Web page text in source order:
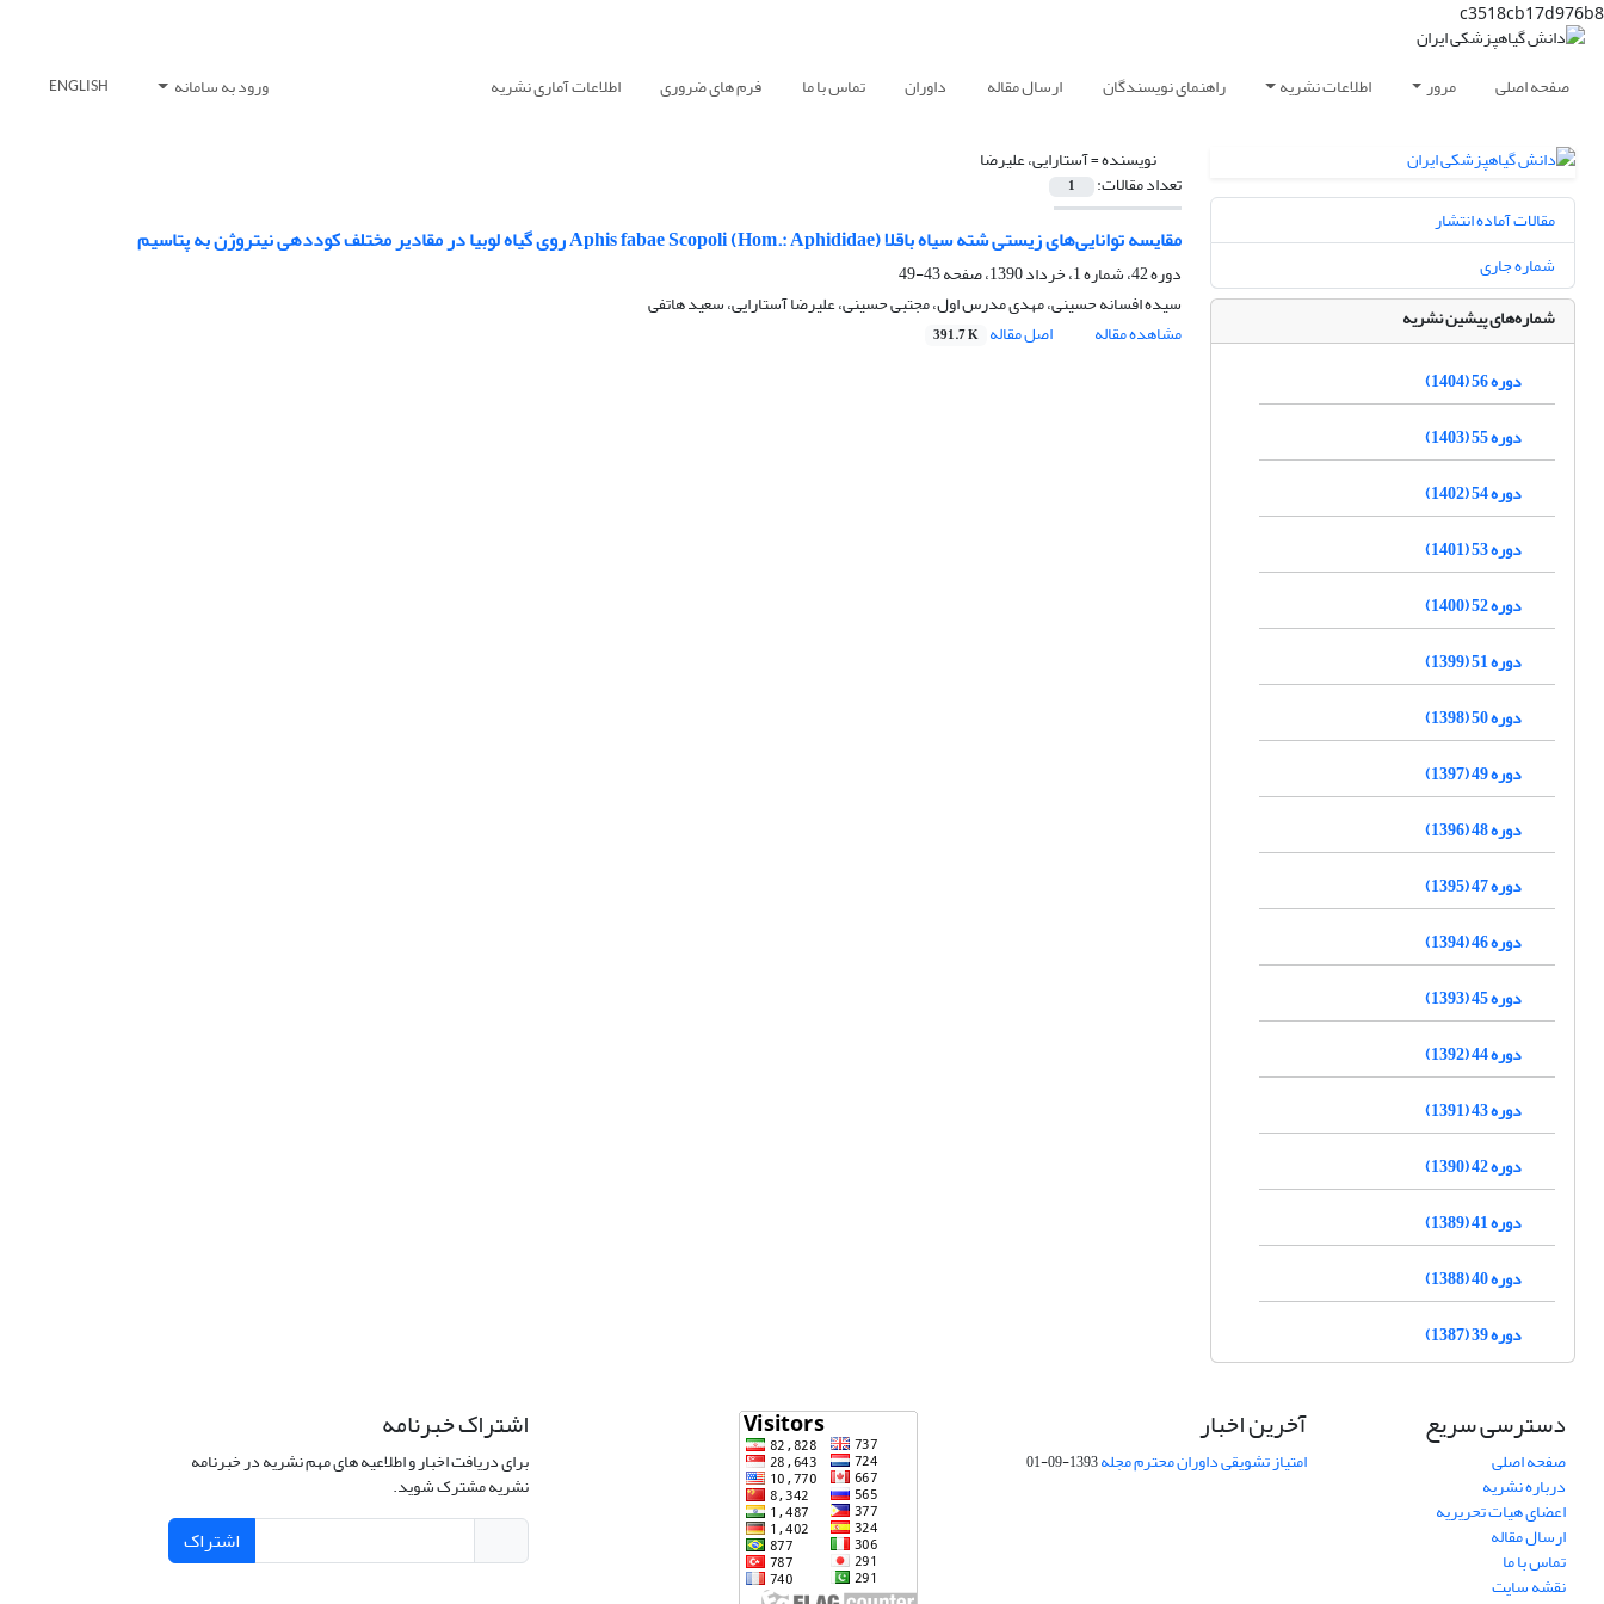
c3518cb17d976b8
صفحه اصلی مرور اطلاعات نشریه راهنمای نویسندگان ارسال مقاله داوران تماس با ما فرم های ضروری اطلاعات آماری نشریه ورود به سامانه ENGLISH
نویسنده =آستارایی، علیرضا
تعداد مقالات: 1
مقایسه توانایی‌های زیستی شته سیاه باقلا Aphis fabae Scopoli (Hom.: Aphididae) روی گیاه لوبیا در مقادیر مختلف کوددهی نیتروژن به پتاسیم
دوره 42، شماره 1، خرداد 1390، صفحه
43-49
سیده افسانه حسینی، مهدی مدرس اول، مجتبی حسینی، علیرضا آستارایی، سعید هاتفی
مشاهده مقاله
اصل مقاله 391.7 K
مقالات آماده انتشار
شماره جاری
شماره‌های پیشین نشریه
دوره 56 (1404)
دوره 55 (1403)
دوره 54 (1402)
دوره 53 (1401)
دوره 52 (1400)
دوره 51 (1399)
دوره 50 (1398)
دوره 49 (1397)
دوره 48 (1396)
دوره 47 (1395)
دوره 46 (1394)
دوره 45 (1393)
دوره 44 (1392)
دوره 43 (1391)
دوره 42 (1390)
دوره 41 (1389)
دوره 40 (1388)
دوره 39 (1387)
دسترسی سریع
صفحه اصلی
درباره نشریه
اعضای هیات تحریریه
ارسال مقاله
تماس با ما
نقشه سایت
آخرین اخبار
امتیاز تشویقی داوران محترم مجله1393-09-01
اشتراک خبرنامه
برای دریافت اخبار و اطلاعیه های مهم نشریه در خبرنامه
نشریه مشترک شوید.
اشتراک